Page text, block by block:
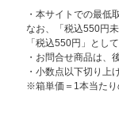
・本サイトでの最低
なお、「税込550円
「税込550円」とし
・お問合せ商品は、
・小数点以下切り上
※箱単価＝1本当たり